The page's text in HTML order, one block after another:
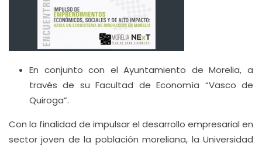
En conjunto con el Ayuntamiento de Morelia, a
través de su Facultad de Economía “Vasco de
Quiroga”.
Con la finalidad de impulsar el desarrollo empresarial en
sector joven de la población moreliana, la Universidad